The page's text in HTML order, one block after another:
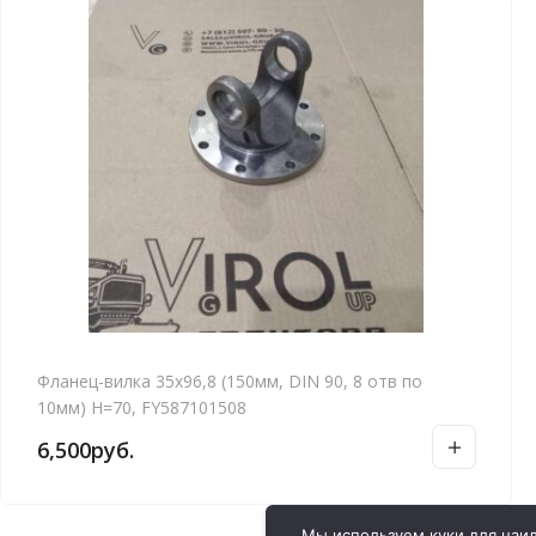
Фланец-вилка 35х96,8 (150мм, DIN 90, 8 отв по
10мм) H=70, FY587101508
6,500руб.